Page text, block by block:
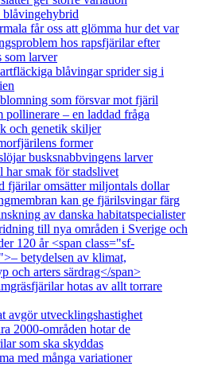
blåvingehybrid
får oss att glömma hur det var
hos rapsfjärilar efter
som larver
blåvingar sprider sig i
som försvar mot fjäril
pollinerare – en laddad fråga
och genetik skiljer
former
busksnabbvingens larver
har smak för stadslivet
fjärilar omsätter miljontals dollar
kan ge fjärilsvingar färg
av danska habitatspecialister
till nya områden i Sverige och
120 år <span class="sf-
betydelsen av klimat,
och arters särdrag</span>
hotas av allt torrare
avgör utvecklingshastighet
2000-områden hotar de
som ska skyddas
med många variationer